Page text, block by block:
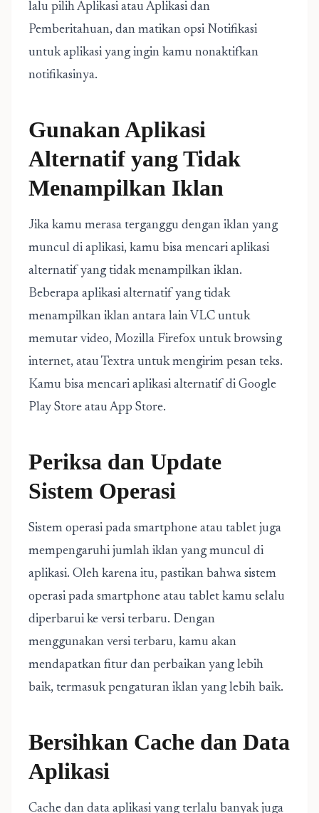
lalu pilih Aplikasi atau Aplikasi dan
Pemberitahuan, dan matikan opsi Notifikasi
untuk aplikasi yang ingin kamu nonaktifkan
notifikasinya.
Gunakan Aplikasi
Alternatif yang Tidak
Menampilkan Iklan
Jika kamu merasa terganggu dengan iklan yang
muncul di aplikasi, kamu bisa mencari aplikasi
alternatif yang tidak menampilkan iklan.
Beberapa aplikasi alternatif yang tidak
menampilkan iklan antara lain VLC untuk
memutar video, Mozilla Firefox untuk browsing
internet, atau Textra untuk mengirim pesan teks.
Kamu bisa mencari aplikasi alternatif di Google
Play Store atau App Store.
Periksa dan Update
Sistem Operasi
Sistem operasi pada smartphone atau tablet juga
mempengaruhi jumlah iklan yang muncul di
aplikasi. Oleh karena itu, pastikan bahwa sistem
operasi pada smartphone atau tablet kamu selalu
diperbarui ke versi terbaru. Dengan
menggunakan versi terbaru, kamu akan
mendapatkan fitur dan perbaikan yang lebih
baik, termasuk pengaturan iklan yang lebih baik.
Bersihkan Cache dan Data
Aplikasi
Cache dan data aplikasi yang terlalu banyak juga